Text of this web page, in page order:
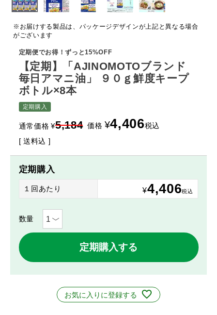
※お届けする製品は、パッケージデザインが上記と異なる場合
がございます
定期便でお得！ずっと15%OFF
【定期】「AJINOMOTOブランド
毎日アマニ油」 ９０ｇ鮮度キープ
ボトル×8本
定期購入
通常価格 ¥5,184 価格 ¥4,406税込
送料込
定期購入
１回あたり ¥4,406税込
定期購入する
お気に入りに登録する